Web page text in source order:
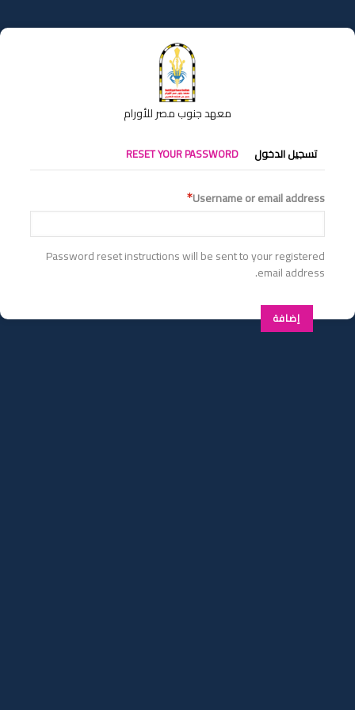
إلى
المحتوى
معهد جنوب مصر للأورام
التبويبات
الأساسية
تسجيل الدخول RESET YOUR PASSWORD
Username or email address
Password reset instructions will be sent to your registered
email address.